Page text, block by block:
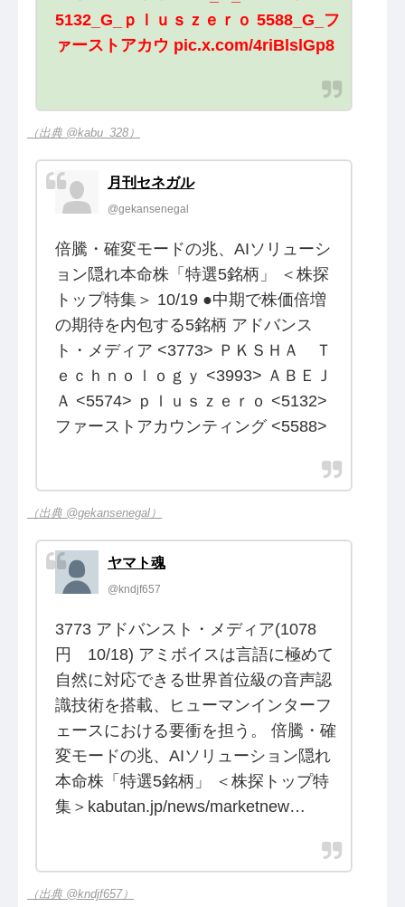
5132_G_ｐｌｕｓｚｅｒｏ 5588_G_フ
ァーストアカウ pic.x.com/4riBlslGp8
（出典 @kabu_328）
月刊セネガル
@gekansenegal
倍騰・確変モードの兆、AIソリューシ
ョン隠れ本命株「特選5銘柄」 ＜株探
トップ特集＞ 10/19 ●中期で株価倍増
の期待を内包する5銘柄 アドバンス
ト・メディア <3773> ＰＫＳＨＡ Ｔ
ｅｃｈｎｏｌｏｇｙ <3993> ＡＢＥＪ
Ａ <5574> ｐｌｕｓｚｅｒｏ <5132>
ファーストアカウンティング <5588>
（出典 @gekansenegal）
ヤマト魂
@kndjf657
3773 アドバンスト・メディア(1078
円 10/18) アミボイスは言語に極めて
自然に対応できる世界首位級の音声認
識技術を搭載、ヒューマンインターフ
ェースにおける要衝を担う。 倍騰・確
変モードの兆、AIソリューション隠れ
本命株「特選5銘柄」 ＜株探トップ特
集＞kabutan.jp/news/marketnew…
（出典 @kndjf657）